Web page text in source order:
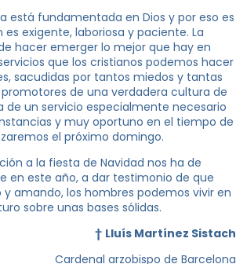
está fundamentada en Dios y por eso es
exigente, laboriosa y paciente. La
hacer emerger lo mejor que hay en
que los cristianos podemos hacer
sacudidas por tantos miedos y tantas
promotores de una verdadera cultura de
de un servicio especialmente necesario
y muy oportuno en el tiempo de
el próximo domingo.
a la fiesta de Navidad nos ha de
en este año, a dar testimonio de que
amando, los hombres podemos vivir en
sobre unas bases sólidas.
† Lluís Martínez Sistach
Cardenal arzobispo de Barcelona